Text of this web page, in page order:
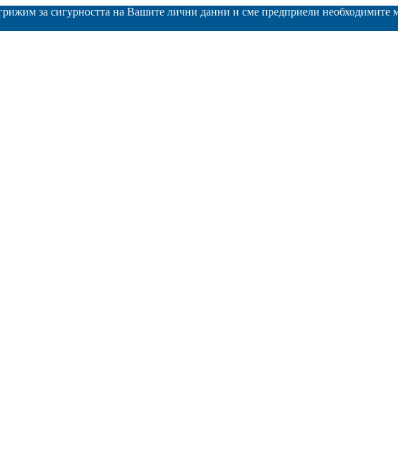
за сигурността на Вашите лични данни и сме предприели необходимите